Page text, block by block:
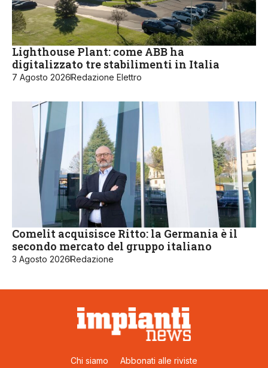
Lighthouse Plant: come ABB ha
digitalizzato tre stabilimenti in Italia
7 Agosto 2026Redazione Elettro
Comelit acquisisce Ritto: la Germania è il
secondo mercato del gruppo italiano
3 Agosto 2026Redazione
Chi siamo Abbonati alle riviste